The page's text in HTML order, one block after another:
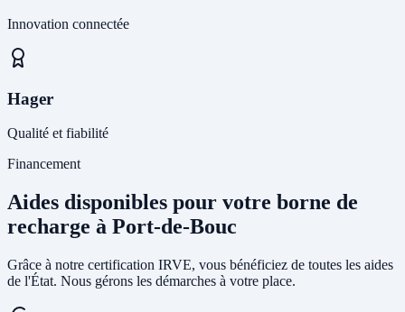
Innovation connectée
Hager
Qualité et fiabilité
Financement
Aides disponibles pour votre borne de
recharge à Port-de-Bouc
Grâce à notre certification IRVE, vous bénéficiez de toutes les aides
de l'État. Nous gérons les démarches à votre place.